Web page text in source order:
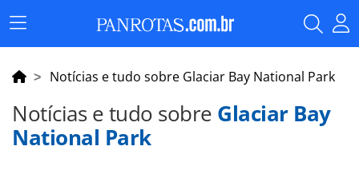
Menu
Principal
Notícias e tudo sobre Glaciar Bay National Park
Notícias e tudo sobre Glaciar Bay
National Park